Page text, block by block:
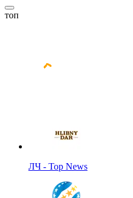
топ
ЛЧ - Top News